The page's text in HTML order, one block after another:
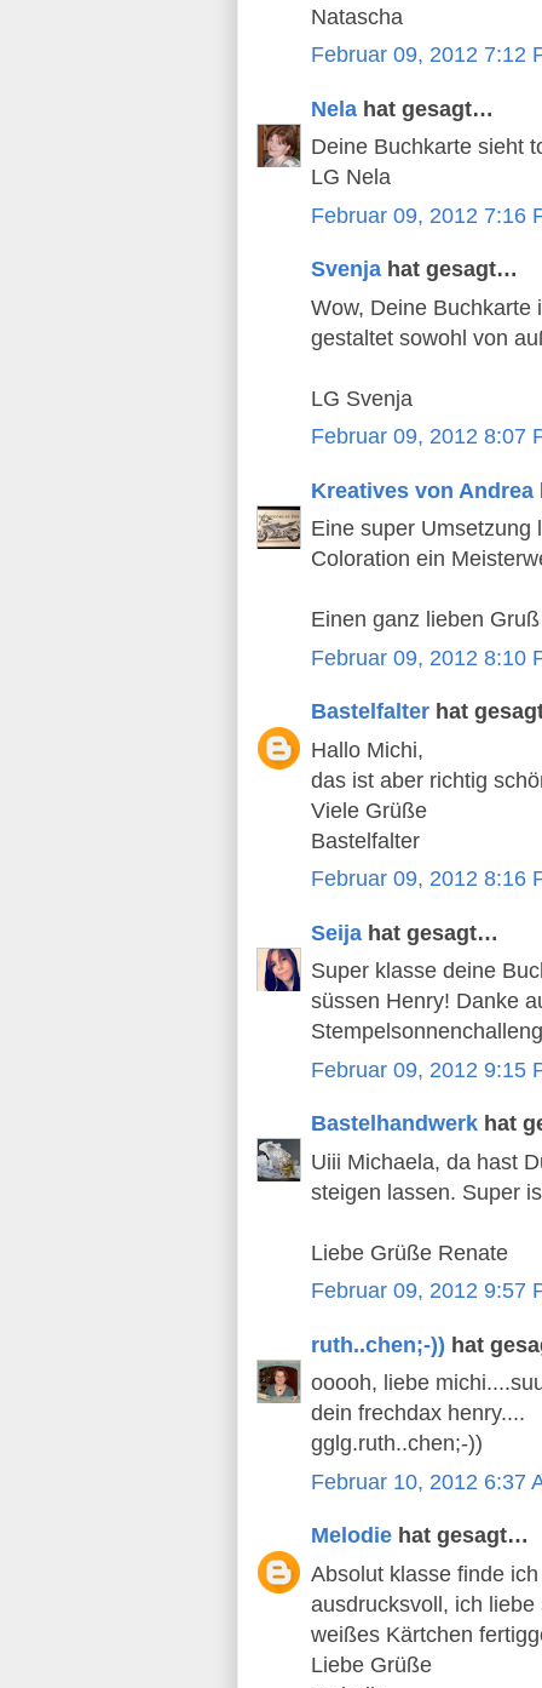
Natascha
Februar 09, 2012 7:12
Nela hat gesagt…
Deine Buchkarte sieht
LG Nela
Februar 09, 2012 7:16
Svenja hat gesagt…
Wow, Deine Buchkarte
gestaltet sowohl von
LG Svenja
Februar 09, 2012 8:07
Kreatives von Andrea
Eine super Umsetzung
Coloration ein
Einen ganz lieben
Februar 09, 2012 8:10
Bastelfalter hat
Hallo Michi,
das ist aber richtig
Viele Grüße
Bastelfalter
Februar 09, 2012 8:16
Seija hat gesagt…
Super klasse deine
süssen Henry! Danke
Februar 09, 2012 9:15
Bastelhandwerk hat
Uiii Michaela, da hast
steigen lassen. Super
Liebe Grüße Renate
Februar 09, 2012 9:57
ruth..chen;-)) hat
ooooh, liebe
dein frechdax henry....
gglg.ruth..chen;-))
Februar 10, 2012 6:37
Melodie hat gesagt…
Absolut klasse finde
ausdrucksvoll, ich
weißes Kärtchen
Liebe Grüße